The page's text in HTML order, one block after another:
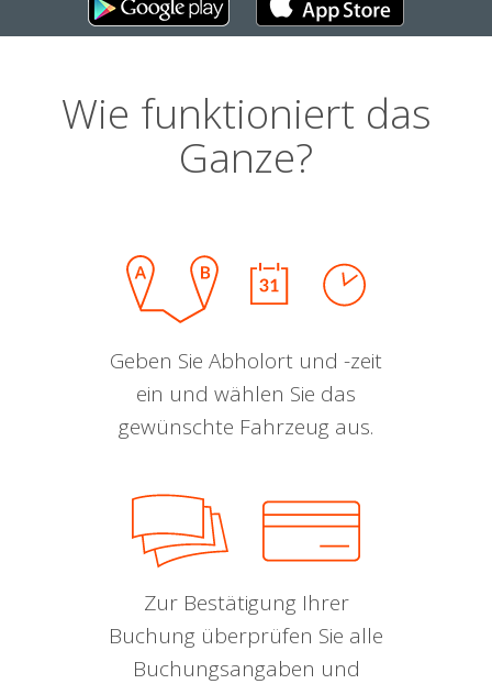
Wie funktioniert das
Ganze?
Geben Sie Abholort und -zeit
ein und wählen Sie das
gewünschte Fahrzeug aus.
Zur Bestätigung Ihrer
Buchung überprüfen Sie alle
Buchungsangaben und